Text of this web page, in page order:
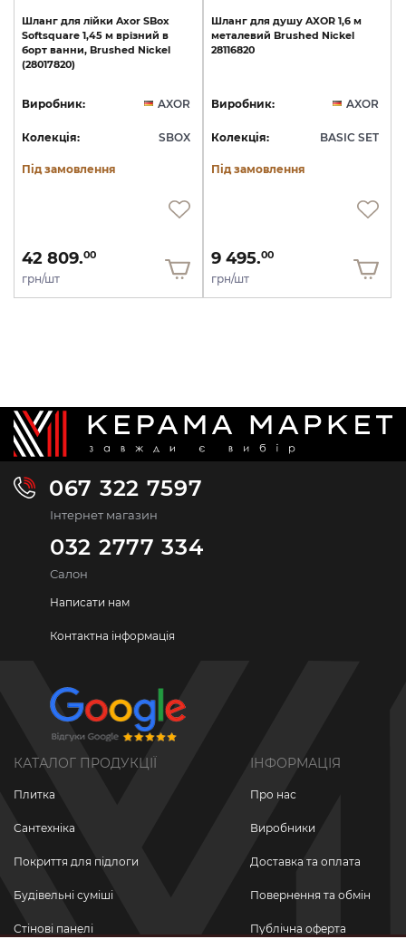
Шланг для лійки Axor SBox
Softsquare 1,45 м врізний в
борт ванни, Brushed Nickel
(28017820)
Виробник: AXOR
Колекція: SBOX
Під замовлення
42 809.00
грн/шт
Шланг для душу AXOR 1,6 м
металевий Brushed Nickel
28116820
Виробник: AXOR
Колекція: BASIC SET
Під замовлення
9 495.00
грн/шт
067 322 7597
Інтернет магазин
032 2777 334
Салон
Написати нам
Контактна інформація
КАТАЛОГ ПРОДУКЦІЇ
Плитка
Сантехніка
Покриття для підлоги
Будівельні суміші
Стінові панелі
ІНФОРМАЦІЯ
Про нас
Виробники
Доставка та оплата
Повернення та обмін
Публічна оферта